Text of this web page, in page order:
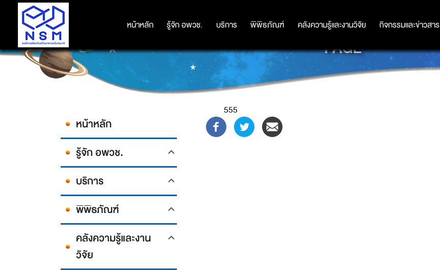
หน้าหลัก รู้จัก อพวช. บริการ พิพิธภัณฑ์ คลังความรู้และงานวิจัย กิจกรรมและข่าวสาร
หน้าหลัก รู้จัก อพวช. บริการ พิพิธภัณฑ์ คลังความรู้และงานวิจัย กิจกรรมและข่าวสาร
PAGE
หน้าหลัก
รู้จัก อพวช.
บริการ
พิพิธภัณฑ์
คลังความรู้และงาน
วิจัย
555